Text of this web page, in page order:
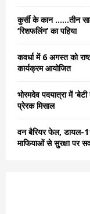
कुर्सी के कान ……तीन
‘रिशफलिंग’ का पहिया
कवर्धा में 6 अगस्त को
कार्यक्रम आयोजित
भोरमदेव पदयात्रा में
प्रेरक मिसाल
वन बैरियर फेल, डायल-
माफियाओं से सुरक्षा पर